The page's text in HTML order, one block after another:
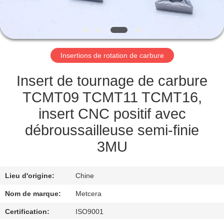
VISITE
L'USINE
CATALOGUE
NOUS
NOUVELLES
DEMANDEZ
Insertions de rotation de carbure
Insert de tournage de carbure
TCMT09 TCMT11 TCMT16,
insert CNC positif avec
débroussailleuse semi-finie
3MU
Lieu d'origine: Chine
Nom de marque: Metcera
Certification: ISO9001